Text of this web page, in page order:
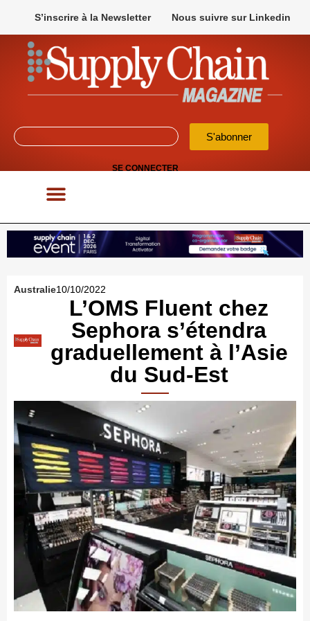
S’inscrire à la Newsletter Nous suivre sur Linkedin
S'abonner
SE CONNECTER
L’OMS Fluent chez
Sephora s’étendra
graduellement à l’Asie
du Sud-Est
Australie10/10/2022